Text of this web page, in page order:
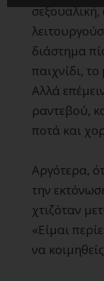
διάστημα
παιχνίδι,
Αλλά
ραντεβού,
ποτά και
Αργότερα,
την
χτιζόταν
«Είμαι
να